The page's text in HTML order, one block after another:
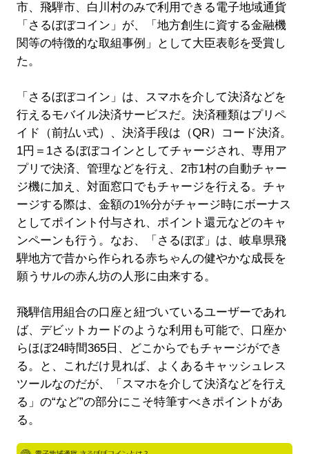
市、飛騨市、白川村のみで利用できる電子地域通貨
「さるぼぼコイン」が、「地方創生に資する金融機
関等の特徴的な取組事例」として大臣表彰を受賞し
た。
「さるぼぼコイン」は、スマホを介して決済などを
行えるモバイル決済サービスだ。決済種類はプリペ
イド（前払い式）、決済手段は（QR）コード決済。
1円＝1さるぼぼコインとしてチャージされ、専用ア
プリで決済、管理などを行え、2市1村の自動チャー
ジ機に加え、対面窓口でもチャージを行える。チャ
ージする際は、金額の1%分がチャージ時にボーナス
としてポイント付与され、ポイント還元などのキャ
ンペーンも行う。なお、「さるぼぼ」は、岐阜県飛
騨地方で昔から作られる赤ちゃんの健やかな成長を
願うサルの赤ん坊の人形に由来する。
飛騨信用組合の口座と紐づいているユーザーであれ
ば、デビットカードのような利用も可能で、口座か
らほぼ24時間365日、どこからでもチャージができ
る。と、これだけ見れば、よくあるキャッシュレス
ツールなのだが、「スマホを介して決済などを行え
る」の“など”の部分にこそ特筆すべきポイントがあ
る。